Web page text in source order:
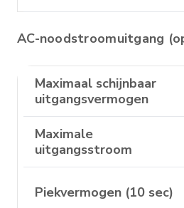
AC-noodstroomuitgang
Maximaal schijnbaar
uitgangsvermogen
Maximale
uitgangsstroom
Piekvermogen (10 sec)